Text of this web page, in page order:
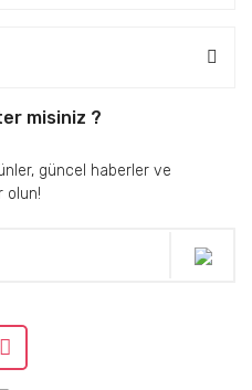
misiniz ?
güncel haberler ve
olun!